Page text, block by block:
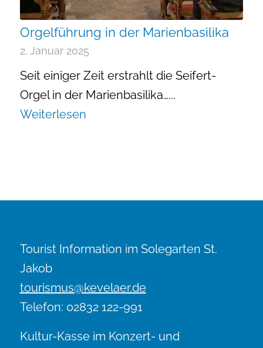
Orgelführung in der Marienbasilika
2. Januar 2025
Seit einiger Zeit erstrahlt die Seifert-
Orgel in der Marienbasilika…...
Weiterlesen
Tourist Information im Solegarten St.
Jakob
tourismus@kevelaer.de
Telefon: 02832 122-991
Kultur-Kasse im Konzert- und